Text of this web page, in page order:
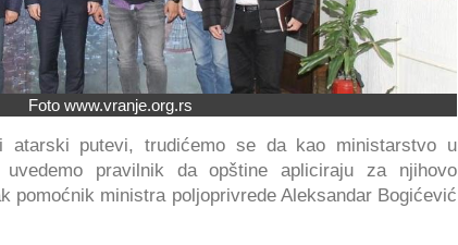
Foto www.vranje.org.rs
atarski putevi, trudićemo se da kao ministarstvo u
pravilnik da opštine apliciraju za njihovo
pomoćnik ministra poljoprivrede Aleksandar Bogićević